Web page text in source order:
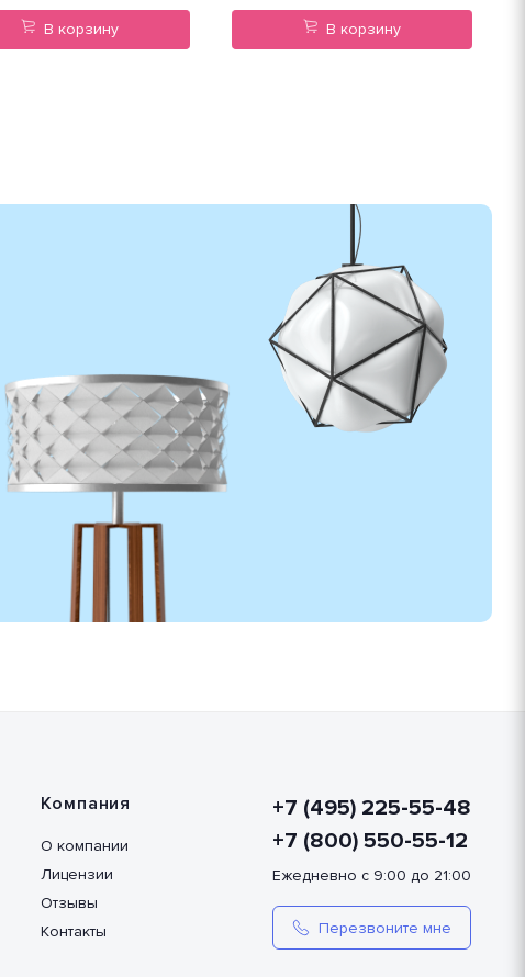
В корзину В корзину
Компания
О компании
Лицензии
Отзывы
Контакты
+7 (495) 225-55-48
+7 (800) 550-55-12
Ежедневно с 9:00 до 21:00
Перезвоните мне